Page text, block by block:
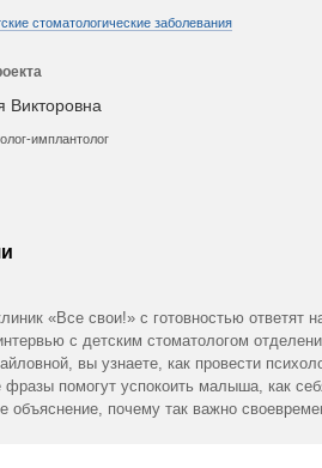
стоматологические заболевания
Викторовна
имплантолог
«Все свои!» с готовностью
с детским стоматологом
вы узнаете, как провести
помогут успокоить малыша, как
объяснение, почему так важно